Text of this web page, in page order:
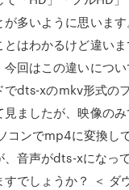
が多いように思いま
とはわかるけど違い
今回はこの違いにつ
でdts-xのmkv形式の
見ましたが、映像の
コンでmp4に変換し
、音声がdts-xになっ
すでしょうか？ ＜ ダ